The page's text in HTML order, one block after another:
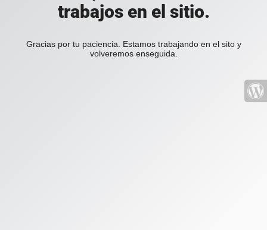
trabajos en el sitio.
Gracias por tu paciencia. Estamos trabajando en el sito y
volveremos enseguida.